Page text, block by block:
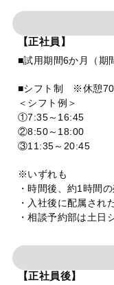
【正社員】
■試用期間6か月（期
■シフト制 ※休憩
＜シフト例＞
①7:35～16:45
②8:50～18:00
③11:35～20:45
※いずれも
・時間後、約1時間
・入社後に配属され
・相談予約部は土日
【正社員後】